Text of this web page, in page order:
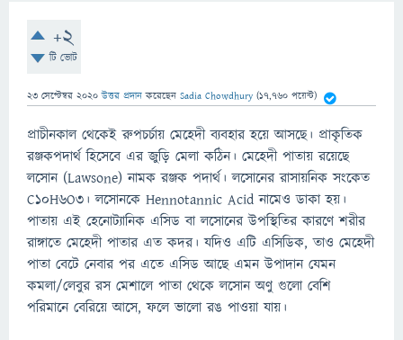
+2
টি ভোট
23 সেপ্টেম্বর 2020 উত্তর প্রদান করেছেন Sadia Chowdhury (17,760 পয়েন্ট)
প্রাচীনকাল থেকেই রুপচর্চায় মেহেদী ব্যবহার হয়ে আসছে। প্রাকৃতিক
রঞ্জকপদার্থ হিসেবে এর জুড়ি মেলা কঠিন। মেহেদী পাতায় রয়েছে
লসোন (Lawsone) নামক রঞ্জক পদার্থ। লসোনের রাসায়নিক সংকেত
C10H6O3। লসোনকে Hennotannic Acid নামেও ডাকা হয়।
পাতায় এই হেনোট্যানিক এসিড বা লসোনের উপস্থিতির কারণে শরীর
রাঙ্গাতে মেহেদী পাতার এত কদর। যদিও এটি এসিডিক, তাও মেহেদী
পাতা বেটে নেবার পর এতে এসিড আছে এমন উপাদান যেমন
কমলা/লেবুর রস মেশালে পাতা থেকে লসোন অণু গুলো বেশি
পরিমানে বেরিয়ে আসে, ফলে ভালো রঙ পাওয়া যায়।